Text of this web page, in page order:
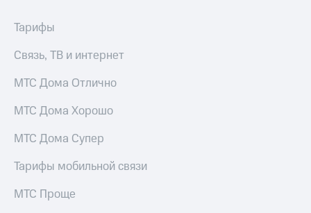
Покупка
полисов
онлайн
на связь
С картой
МТС
Деньги
МТС
и МТС Супер
дешевле
при оплате
МТС Деньги
Обзоры
товаров
Скидки
до 40%
на смартфоны
Тарифы
Связь, ТВ и интернет
МТС Дома Отлично
МТС Дома Хорошо
МТС Дома Супер
Тарифы мобильной связи
МТС Проще